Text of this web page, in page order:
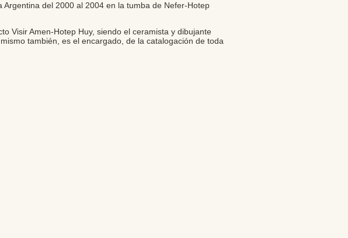
Argentina del 2000 al 2004 en la tumba de Nefer-Hotep
Visir Amen-Hotep Huy, siendo el ceramista y dibujante
también, es el encargado, de la catalogación de toda